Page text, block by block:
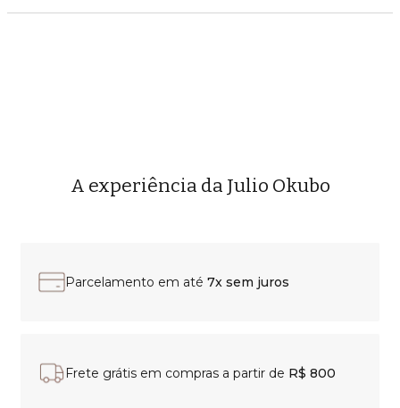
A experiência da Julio Okubo
Parcelamento em até 7x sem juros
Frete grátis em compras a partir de R$ 800